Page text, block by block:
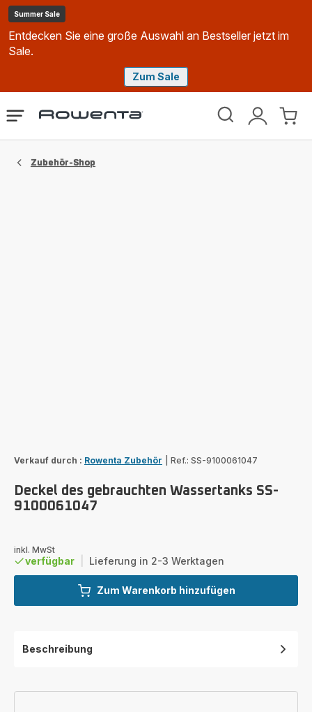
Summer Sale
Entdecken Sie eine große Auswahl an Bestseller jetzt im
Sale.
Zum Sale
Rowenta
Mein
Mein
Das
Zubehör-Shop
Verkauf durch : Rowenta Zubehör Ref.: SS-9100061047
Deckel des gebrauchten Wassertanks SS-
9100061047
inkl. MwSt
verfügbar Lieferung in 2-3 Werktagen
Zum Warenkorb hinzufügen
Beschreibung